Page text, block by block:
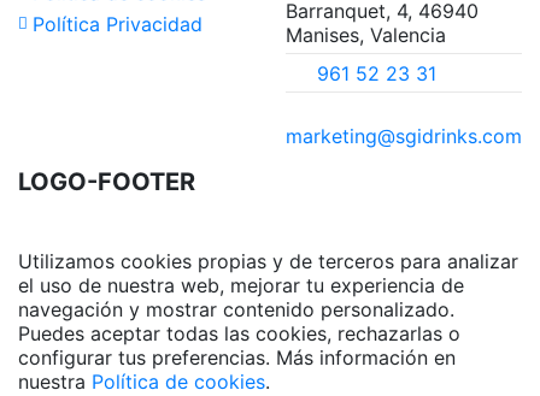
Política Privacidad
Barranquet, 4, 46940
Manises, Valencia
961 52 23 31
marketing@sgidrinks.com
LOGO-FOOTER
Utilizamos cookies propias y de terceros para analizar
el uso de nuestra web, mejorar tu experiencia de
navegación y mostrar contenido personalizado.
Puedes aceptar todas las cookies, rechazarlas o
configurar tus preferencias. Más información en
nuestra Política de cookies.